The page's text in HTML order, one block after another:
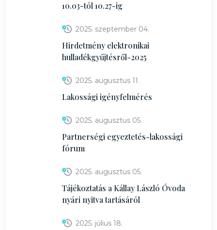
10.03-tól 10.27-ig
2025. szeptember 04.
Hirdetmény elektronikai
hulladékgyűjtésről-2025
2025. augusztus 11.
Lakossági igényfelmérés
2025. augusztus 05.
Partnerségi egyeztetés-lakossági
fórum
2025. augusztus 05.
Tájékoztatás a Kállay László Óvoda
nyári nyitva tartásáról
2025. július 18.